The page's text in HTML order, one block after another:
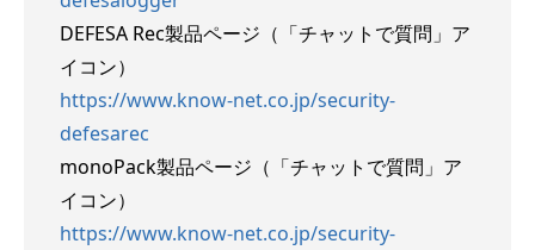
DEFESA Rec製品ページ（「チャットで質問」ア
イコン）
https://www.know-net.co.jp/security-
defesarec
monoPack製品ページ（「チャットで質問」ア
イコン）
https://www.know-net.co.jp/security-